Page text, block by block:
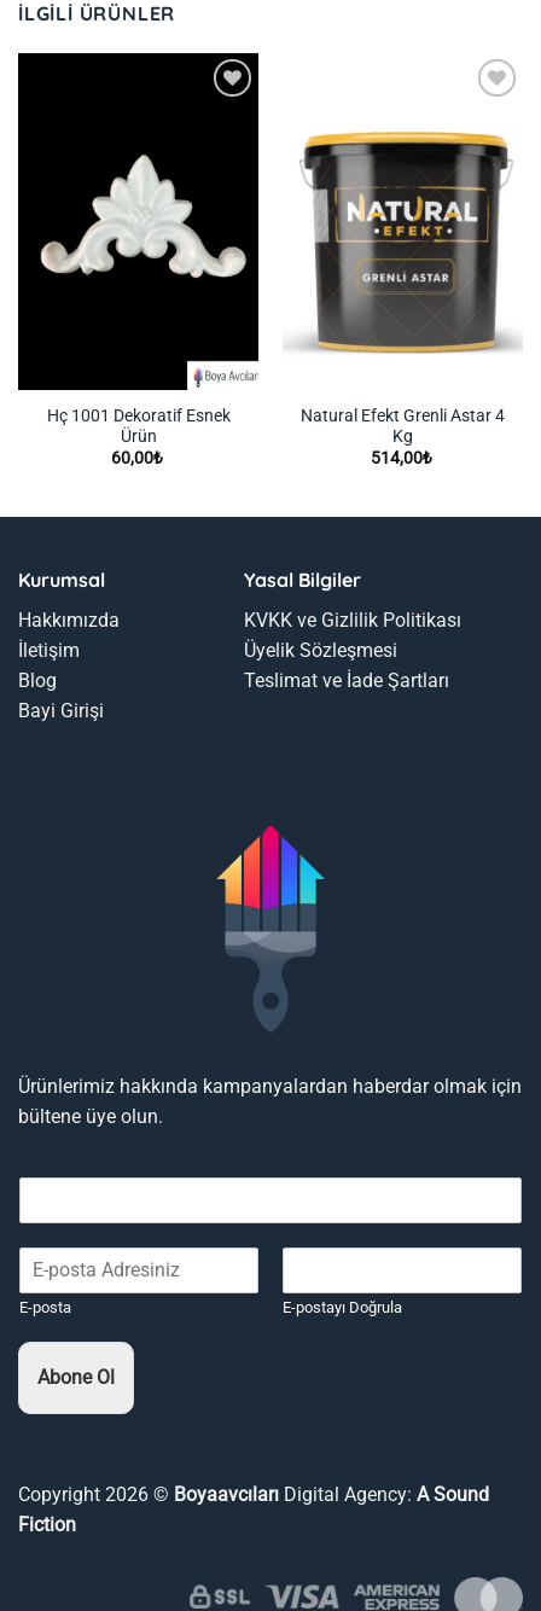
İLGILI ÜRÜNLER
Hç 1001 Dekoratif Esnek
Ürün
60,00₺
Listeme
Ekle
Natural Efekt Grenli Astar 4
Kg
514,00₺
Kurumsal
Hakkımızda
İletişim
Blog
Bayi Girişi
Yasal Bilgiler
KVKK ve Gizlilik Politikası
Üyelik Sözleşmesi
Teslimat ve İade Şartları
Ürünlerimiz hakkında kampanyalardan haberdar olmak için
bültene üye olun.
E-posta E-postayı Doğrula
Abone Ol
Copyright 2026 © Boyaavcıları Digital Agency: A Sound
Fiction